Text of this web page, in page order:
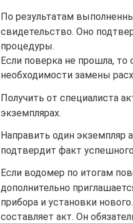
По результатам
свидетельство. Оно
процедуры.
Если поверка не прошла,
необходимости замены
Получить от специалиста
экземплярах.
Направить один
подтвердит факт
Если водомер по итогам
дополнительно
прибора и установки
составляет акт. Он